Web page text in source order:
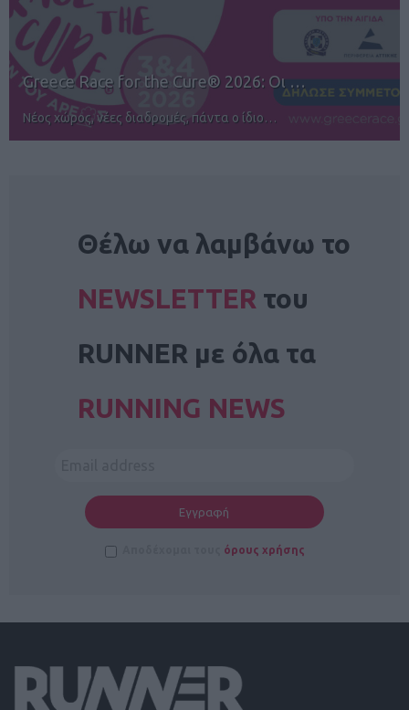
12ος TUI Rhodes Marathon: Άνοιγμα ε…
Αγώνες για όλους στην Ρόδο
Θέλω να λαμβάνω το
NEWSLETTER του
RUNNER με όλα τα
RUNNING NEWS
όρους χρήσης